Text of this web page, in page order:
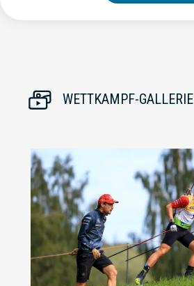
WETTKAMPF-GALLERIE